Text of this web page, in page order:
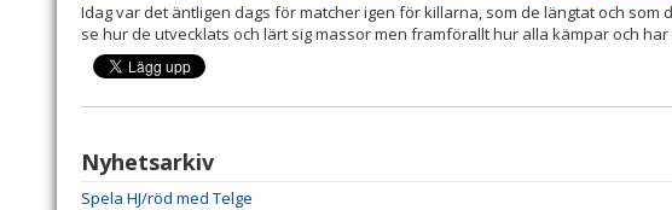
Idag var det äntligen dags för matcher igen för killarna, som de längtat och som
se hur de utvecklats och lärt sig massor men framförallt hur alla kämpar och har
Nyhetsarkiv
Spela HJ/röd med Telge